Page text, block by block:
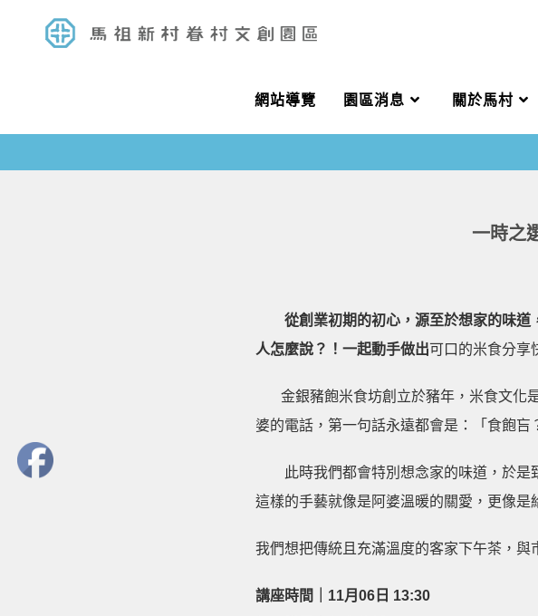
網站導覽 園區消息 關於馬村
一時之
從創業初期的初心，源至於想家的味道
人怎麼說？！一起動手做出可口的米食分享
金銀豬飽米食坊創立於豬年，米食文化
婆的電話，第一句話永遠都會是：「食飽吂
此時我們都會特別想念家的味道，於
這樣的手藝就像是阿婆溫暖的關愛，更像是
我們想把傳統且充滿溫度的客家下午茶，與
講座時間｜11月06日 13:30